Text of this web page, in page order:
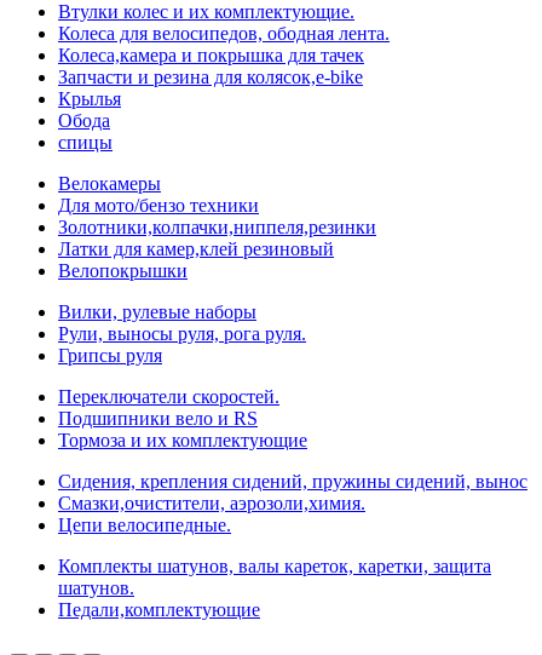
Втулки колес и их комплектующие.
Колеса для велосипедов, ободная лента.
Колеса,камера и покрышка для тачек
Запчасти и резина для колясок,e-bike
Крылья
Обода
спицы
Велокамеры
Для мото/бензо техники
Золотники,колпачки,ниппеля,резинки
Латки для камер,клей резиновый
Велопокрышки
Вилки, рулевые наборы
Рули, выносы руля, рога руля.
Грипсы руля
Переключатели скоростей.
Подшипники вело и RS
Тормоза и их комплектующие
Сидения, крепления сидений, пружины сидений, вынос
Смазки,очистители, аэрозоли,химия.
Цепи велосипедные.
Комплекты шатунов, валы кареток, каретки, защита
шатунов.
Педали,комплектующие